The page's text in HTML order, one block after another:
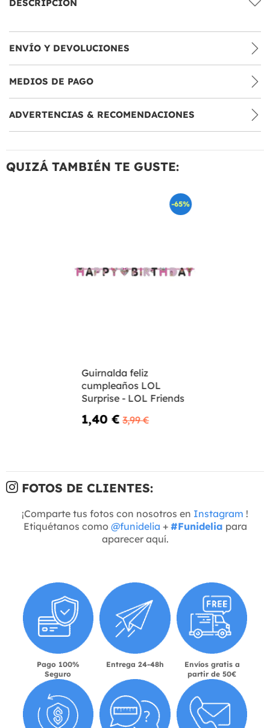
DESCRIPCIÓN
ENVÍO Y DEVOLUCIONES
MEDIOS DE PAGO
ADVERTENCIAS & RECOMENDACIONES
QUIZÁ TAMBIÉN TE GUSTE:
-65%
Guirnalda feliz
cumpleaños LOL
Surprise - LOL Friends
1,40 € 3,99 €
FOTOS DE CLIENTES:
¡Comparte tus fotos con nosotros en Instagram !
Etiquétanos como @funidelia + #Funidelia para
aparecer aquí.
Pago 100%
Seguro
Entrega 24-48h
Envíos gratis a
partir de 50€